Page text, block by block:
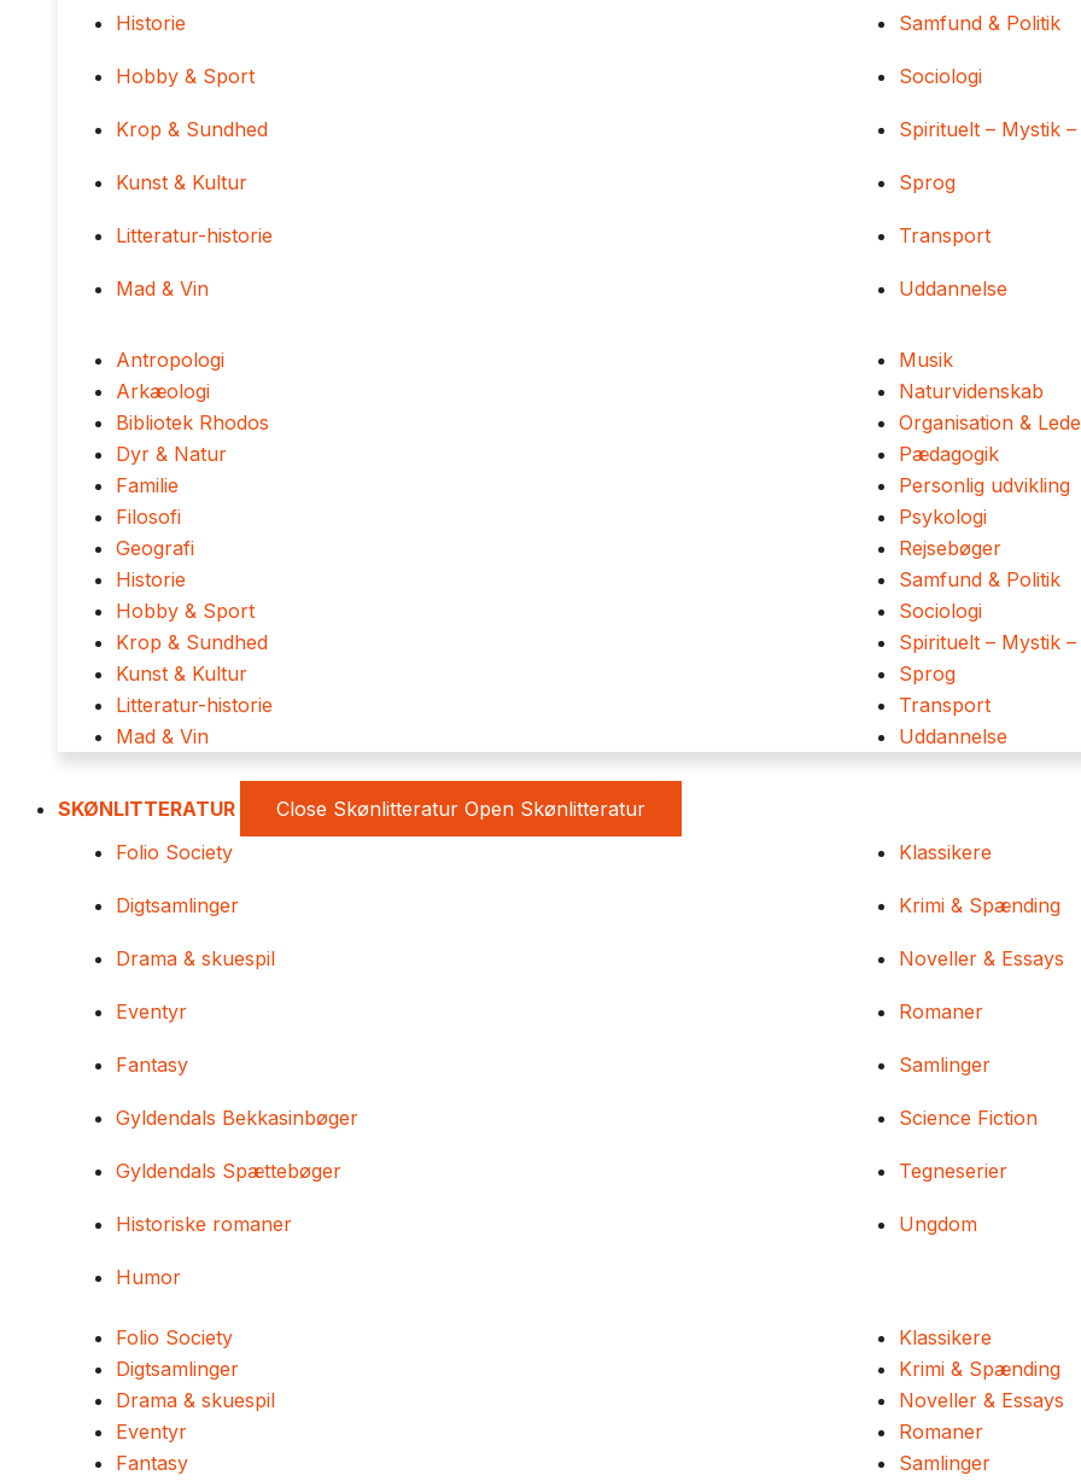
Historie
Hobby & Sport
Krop & Sundhed
Kunst & Kultur
Litteratur-historie
Mad & Vin
Samfund & Politik
Sociologi
Spirituelt – Mystik
Sprog
Transport
Uddannelse
Antropologi
Arkæologi
Bibliotek Rhodos
Dyr & Natur
Familie
Filosofi
Geografi
Historie
Hobby & Sport
Krop & Sundhed
Kunst & Kultur
Litteratur-historie
Mad & Vin
Musik
Naturvidenskab
Organisation &
Pædagogik
Personlig udvikling
Psykologi
Rejsebøger
Samfund & Politik
Sociologi
Spirituelt – Mystik
Sprog
Transport
Uddannelse
SKØNLITTERATUR Close Skønlitteratur Open Skønlitteratur
Folio Society
Digtsamlinger
Drama & skuespil
Eventyr
Fantasy
Gyldendals Bekkasinbøger
Gyldendals Spættebøger
Historiske romaner
Humor
Klassikere
Krimi & Spænding
Noveller & Essays
Romaner
Samlinger
Science Fiction
Tegneserier
Ungdom
Folio Society
Digtsamlinger
Drama & skuespil
Eventyr
Fantasy
Klassikere
Krimi & Spænding
Noveller & Essays
Romaner
Samlinger